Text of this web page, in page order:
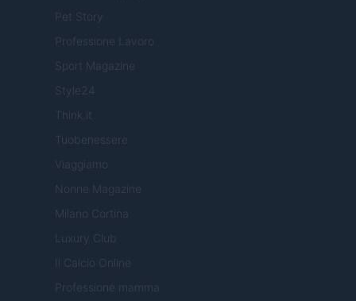
Pet Story
Professione Lavoro
Sport Magazine
Style24
Think.it
Tuobenessere
Viaggiamo
Nonne Magazine
Milano Cortina
Luxury Club
Il Calcio Online
Professione mamma